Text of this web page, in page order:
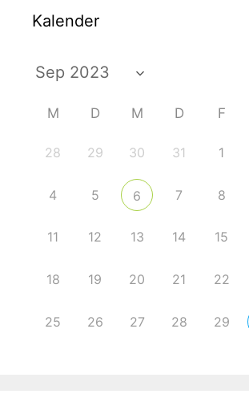
Kalender
M D M D F
28 29 30 31 1
4 5 6 7 8
11 12 13 14 15
18 19 20 21 22
25 26 27 28 29